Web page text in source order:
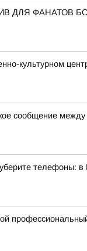
ДЛЯ ФАНАТОВ
культурном
сообщение
телефоны: в